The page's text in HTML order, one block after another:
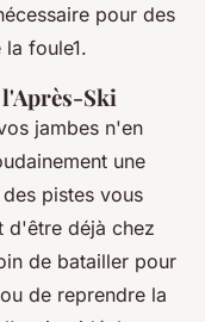
pour des
foule1.
Ski
jambes n'en
une
pistes vous
d'être déjà chez
de batailler pour
de reprendre la